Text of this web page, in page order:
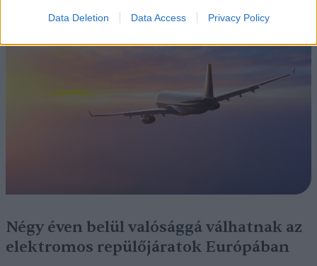
Data Deletion Data Access Privacy Policy
SZEMLE
Négy éven belül valósággá válhatnak az
elektromos repülőjáratok Európában